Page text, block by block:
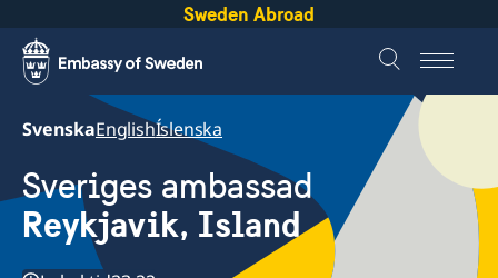
Sweden Abroad
SvenskaEnglishÍslenska
Sveriges ambassad
Reykjavik, Island